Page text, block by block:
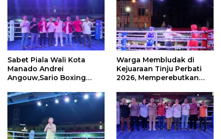
Sabet Piala Wali Kota
Manado Andrei
Angouw,Sario Boxing
Perbati 2026
Warga Membludak di
Kejuaraan Tinju Perbati
2026, Memperebutkan